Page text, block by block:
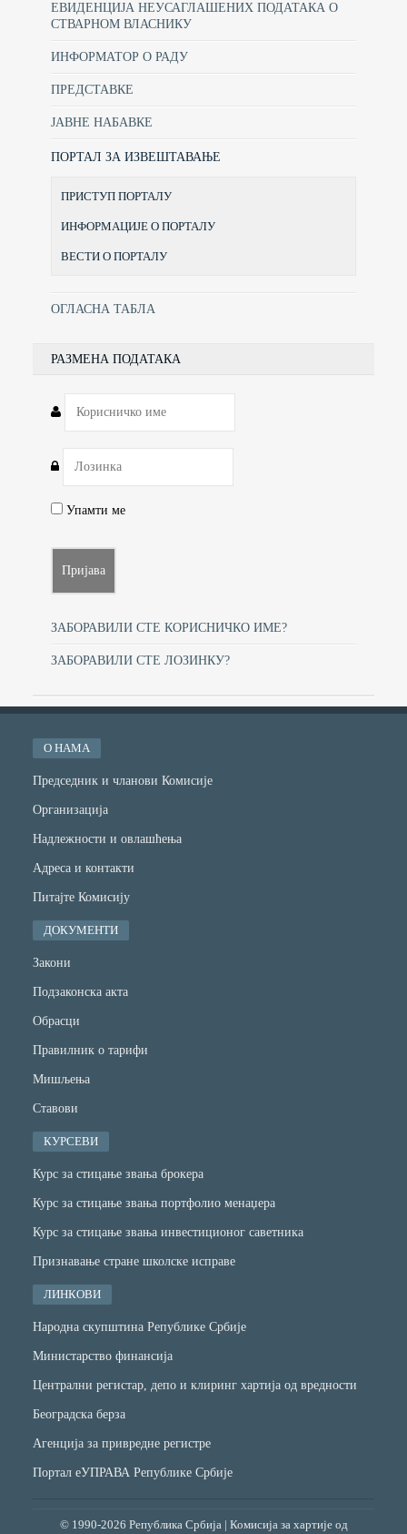
ЕВИДЕНЦИЈА НЕУСАГЛАШЕНИХ ПОДАТАКА О
СТВАРНОМ ВЛАСНИКУ
ИНФОРМАТОР О РАДУ
ПРЕДСТАВКЕ
ЈАВНЕ НАБАВКЕ
ПОРТАЛ ЗА ИЗВЕШТАВАЊЕ
ПРИСТУП ПОРТАЛУ
ИНФОРМАЦИЈЕ О ПОРТАЛУ
ВЕСТИ О ПОРТАЛУ
ОГЛАСНА ТАБЛА
РАЗМЕНА ПОДАТАКА
Упамти ме
ЗАБОРАВИЛИ СТЕ КОРИСНИЧКО ИМЕ?
ЗАБОРАВИЛИ СТЕ ЛОЗИНКУ?
О НАМА
Председник и чланови Комисије
Организација
Надлежности и овлашћења
Адреса и контакти
Питајте Комисију
ДОКУМЕНТИ
Закони
Подзаконска акта
Обрасци
Правилник о тарифи
Мишљења
Ставови
КУРСЕВИ
Курс за стицање звања брокера
Курс за стицање звања портфолио менаџера
Курс за стицање звања инвестиционог саветника
Признавање стране школске исправе
ЛИНКОВИ
Народна скупштина Републике Србије
Министарство финансијa
Централни регистар, депо и клиринг хартија од вредности
Београдска берза
Агенција за привредне регистре
Портал еУПРАВА Републике Србије
© 1990-2026 Република Србија | Комисија за хартије од